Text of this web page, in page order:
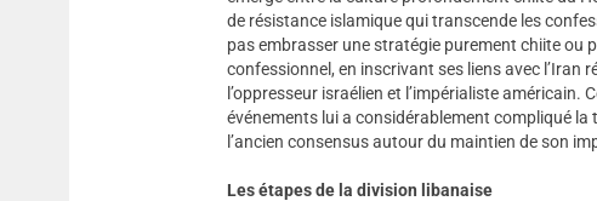
de résistance islamique qui transcende les
pas embrasser une stratégie purement chiite ou
confessionnel, en inscrivant ses liens avec l’Iran
l’oppresseur israélien et l’impérialiste américain.
événements lui a considérablement compliqué
l’ancien consensus autour du maintien de son
Les étapes de la division libanaise